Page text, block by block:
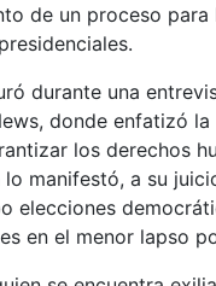
de un proceso para
durante una
donde enfatizó
los derechos
lo manifestó, a su
elecciones
en el menor lapso